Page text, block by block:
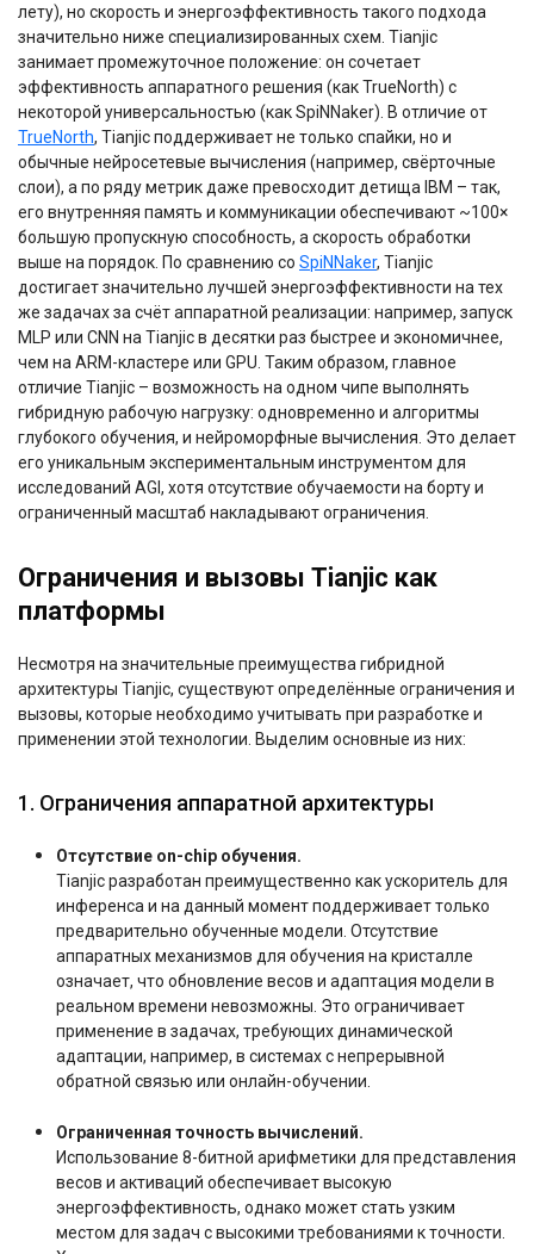
лету), но скорость и энергоэффективность такого подхода
значительно ниже специализированных схем. Tianjic
занимает промежуточное положение: он сочетает
эффективность аппаратного решения (как TrueNorth) с
некоторой универсальностью (как SpiNNaker). В отличие от
TrueNorth, Tianjic поддерживает не только спайки, но и
обычные нейросетевые вычисления (например, свёрточные
слои), а по ряду метрик даже превосходит детища IBM – так,
его внутренняя память и коммуникации обеспечивают ~100×
большую пропускную способность, а скорость обработки
выше на порядок. По сравнению со SpiNNaker, Tianjic
достигает значительно лучшей энергоэффективности на тех
же задачах за счёт аппаратной реализации: например, запуск
MLP или CNN на Tianjic в десятки раз быстрее и экономичнее,
чем на ARM-кластере или GPU. Таким образом, главное
отличие Tianjic – возможность на одном чипе выполнять
гибридную рабочую нагрузку: одновременно и алгоритмы
глубокого обучения, и нейроморфные вычисления. Это делает
его уникальным экспериментальным инструментом для
исследований AGI, хотя отсутствие обучаемости на борту и
ограниченный масштаб накладывают ограничения.
Ограничения и вызовы Tianjic как
платформы
Несмотря на значительные преимущества гибридной
архитектуры Tianjic, существуют определённые ограничения и
вызовы, которые необходимо учитывать при разработке и
применении этой технологии. Выделим основные из них:
1. Ограничения аппаратной архитектуры
Отсутствие on-chip обучения.
Tianjic разработан преимущественно как ускоритель для
инференса и на данный момент поддерживает только
предварительно обученные модели. Отсутствие
аппаратных механизмов для обучения на кристалле
означает, что обновление весов и адаптация модели в
реальном времени невозможны. Это ограничивает
применение в задачах, требующих динамической
адаптации, например, в системах с непрерывной
обратной связью или онлайн-обучении.
Ограниченная точность вычислений.
Использование 8-битной арифметики для представления
весов и активаций обеспечивает высокую
энергоэффективность, однако может стать узким
местом для задач с высокими требованиями к точности.